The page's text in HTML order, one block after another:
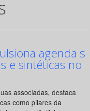
agenda
e sintéticas no
associadas, destaca
como pilares da